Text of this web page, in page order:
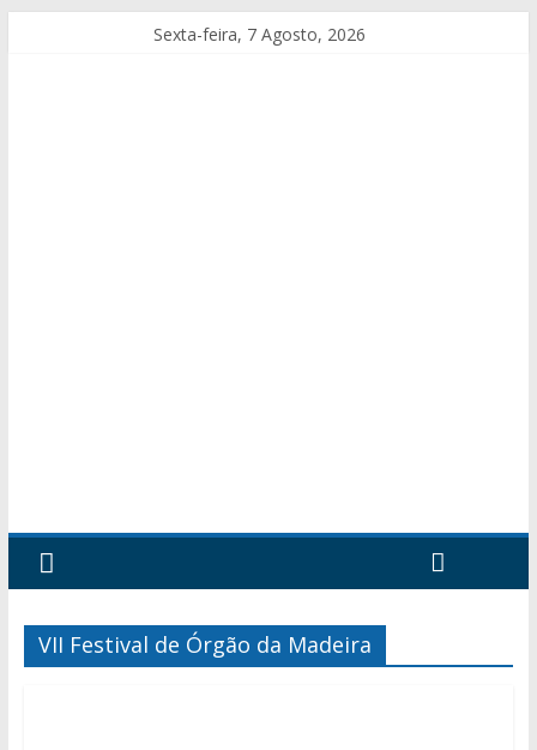
Sexta-feira, 7 Agosto, 2026
VII Festival de Órgão da Madeira